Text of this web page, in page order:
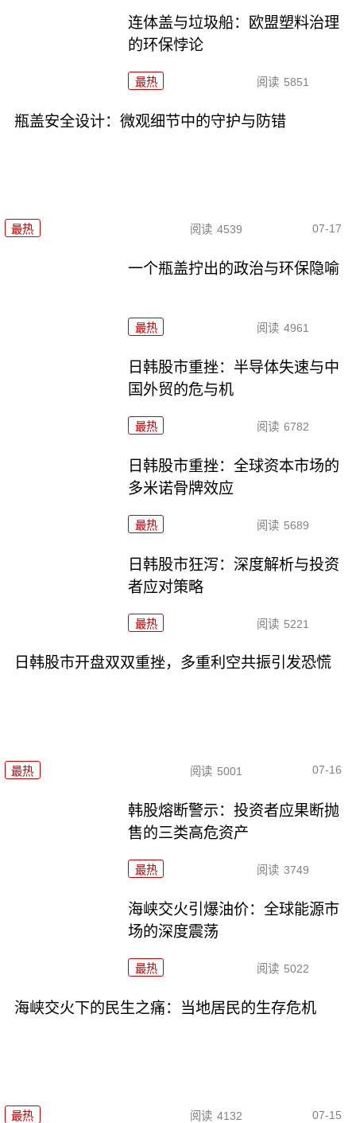
连体盖与垃圾船：欧盟塑料治理
的环保悖论
最热 阅读 5851
瓶盖安全设计：微观细节中的守护与防错
最热 阅读 4539 07-17
一个瓶盖拧出的政治与环保隐喻
最热 阅读 4961
日韩股市重挫：半导体失速与中
国外贸的危与机
最热 阅读 6782
日韩股市重挫：全球资本市场的
多米诺骨牌效应
最热 阅读 5689
日韩股市狂泻：深度解析与投资
者应对策略
最热 阅读 5221
日韩股市开盘双双重挫，多重利空共振引发恐慌
最热 阅读 5001 07-16
韩股熔断警示：投资者应果断抛
售的三类高危资产
最热 阅读 3749
海峡交火引爆油价：全球能源市
场的深度震荡
最热 阅读 5022
海峡交火下的民生之痛：当地居民的生存危机
最热 阅读 4132 07-15